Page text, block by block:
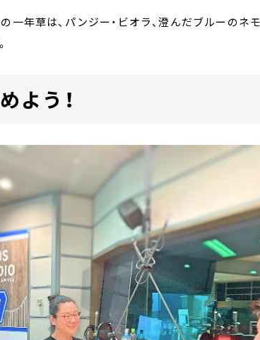
一年草は、パンジー・ビオラ、澄んだブルーのネ
よう！